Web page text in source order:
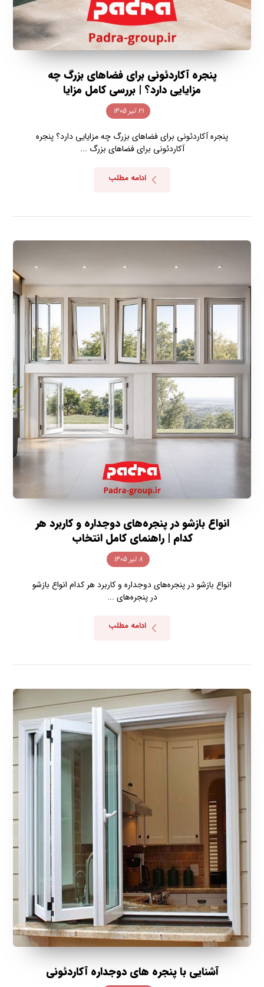
پنجره آکاردئونی برای فضاهای بزرگ چه
مزایایی دارد؟ | بررسی کامل مزایا
۲۱ تیر ۱۴۰۵
پنجره آکاردئونی برای فضاهای بزرگ چه مزایایی دارد؟ پنجره
آکاردئونی برای فضاهای بزرگ ...
ادامه مطلب
انواع بازشو در پنجره‌های دوجداره و کاربرد هر
کدام | راهنمای کامل انتخاب
۸ تیر ۱۴۰۵
انواع بازشو در پنجره‌های دوجداره و کاربرد هر کدام انواع بازشو
در پنجره‌های ...
ادامه مطلب
آشنایی با پنجره های دوجداره آکاردئونی